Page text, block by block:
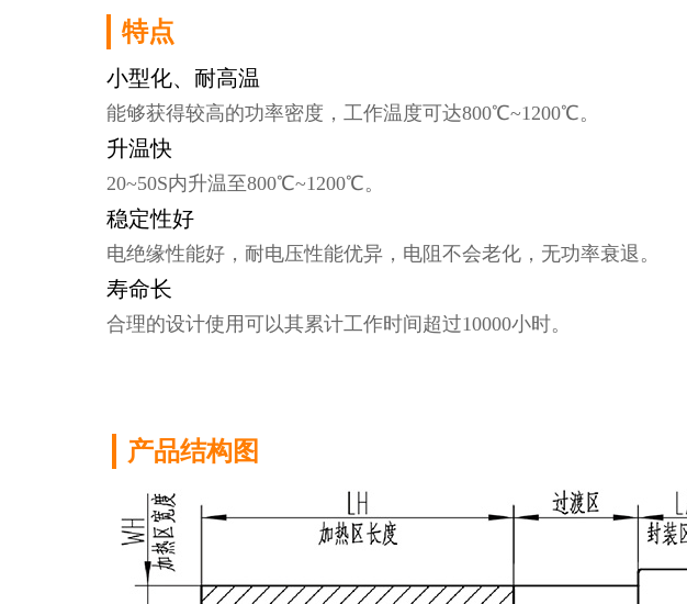
在致密的氮化硅陶瓷中，氮化硅陶瓷作为传
长方形。
浏览更多 →
氮化硅陶瓷是一种烧结时不收缩的无机材
料。氮化硅的强度很高，尤其是热压氮化
硅，是世界上最坚硬的物质之一。
特点
小型化、耐高温
能够获得较高的功率密度，工作温度可达800℃~1200℃。
升温快
20~50S内升温至800℃~1200℃。
稳定性好
电绝缘性能好，耐电压性能优异，电阻不会老化，无功率衰退。
寿命长
合理的设计使用可以其累计工作时间超过10000小时。
产品结构图